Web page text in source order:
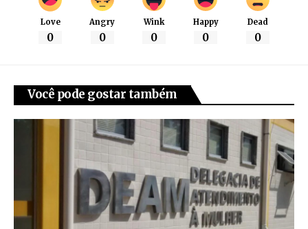
Love
0
Angry
0
Wink
0
Happy
0
Dead
0
Você pode gostar também